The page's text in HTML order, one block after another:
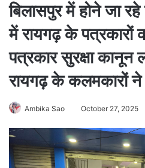
बिलासपुर में होने जा
में रायगढ़ के पत्रकारों
पत्रकार सुरक्षा
रायगढ़ के कलमकारों ने
Ambika Sao October 27, 2025